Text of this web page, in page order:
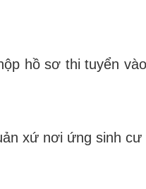
hồ sơ thi tuyển
xứ nơi ứng sinh cư